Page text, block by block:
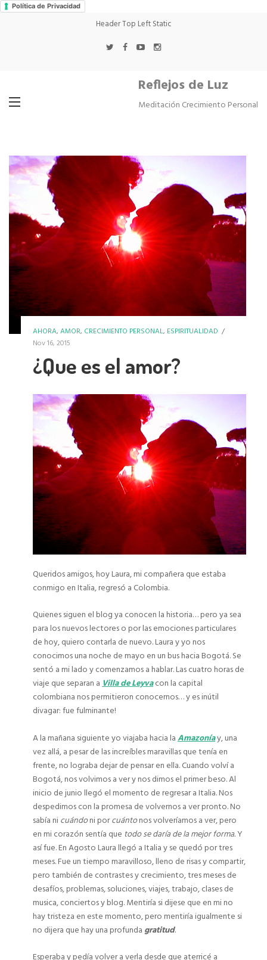
Política de Privacidad
Header Top Left Static
Reflejos de Luz
Meditación Crecimiento Personal
AHORA, AMOR, CRECIMIENTO PERSONAL, ESPIRITUALIDAD /
Nov 16, 2015
¿Que es el amor?
Queridos amigos, hoy Laura, mi compañera que estaba
conmigo en Italia, regresó a Colombia.
Quienes siguen el blog ya conocen la historia… pero ya sea
para los nuevos lectores o por las emociones particulares
de hoy, quiero contarla de nuevo. Laura y yo nos
conocimos una noche de mayo en un bus hacia Bogotá. Se
sentó a mi lado y comenzamos a hablar. Las cuatro horas de
viaje que separan aVilla de Leyvacon la capital
colombiana nos permitieron conocernos… y es inútil
divagar: fue fulminante!
A la mañana siguiente yo viajaba hacia laAmazoníay, una
vez allá, a pesar de las increíbles maravillas que tenía en
frente, no lograba dejar de pensar en ella. Cuando volví a
Bogotá, nos volvimos a ver y nos dimos el primer beso. Al
inicio de junio llegó el momento de regresar a Italia. Nos
despedimos con la promesa de volvernos a ver pronto. No
sabía nicuándoni porcuántonos volveríamos a ver, pero
en mi corazón sentía que todo se daría de la mejor forma.Y
así fue. En Agosto Laura llegó a Italia y se quedó por tres
meses. Fue un tiempo maravilloso, lleno de risas y compartir,
pero también de contrastes y crecimiento, tres meses de
desafíos, problemas, soluciones, viajes, trabajo, clases de
musica, conciertos y blog. Mentiría si dijese que en mi no
hay tristeza en este momento, pero mentiría igualmente si
no dijera que hay una profundagratitud.